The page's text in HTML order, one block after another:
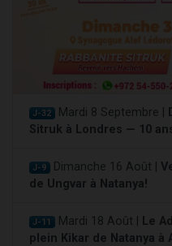
J-32 Mardi 8 Septembre |
Sitruk à Londres — 10
J-9 Dimanche 16 Août |
de Ungvar à Natanya!
J-11 Mardi 18 Août |
Le
plein Kikar de Natanya à